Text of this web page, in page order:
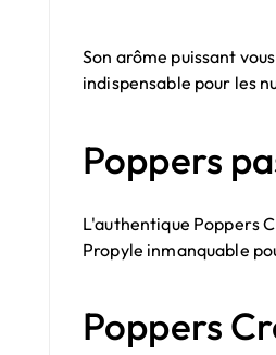
Son arôme puissant
indispensable pour les
Poppers
L'authentique Poppers
Propyle inmanquable
Poppers